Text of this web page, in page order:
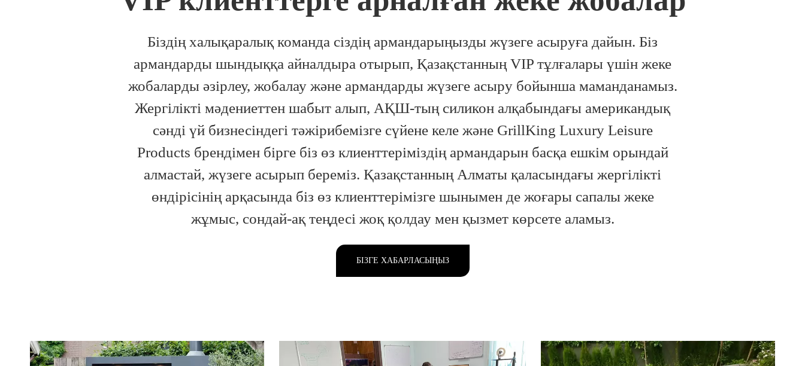
Біздің халықаралық команда сіздің армандарыңызды жүзеге асыруға дайын. Біз
армандарды шындыққа айналдыра отырып, Қазақстанның VIP тұлғалары үшін жеке
жобаларды әзірлеу, жобалау және армандарды жүзеге асыру бойынша маманданамыз.
Жергілікті мәдениеттен шабыт алып, АҚШ-тың силикон алқабындағы американдық
сәнді үй бизнесіндегі тәжірибемізге сүйене келе және GrillKing Luxury Leisure
Products брендімен бірге біз өз клиенттеріміздің армандарын басқа ешкім орындай
алмастай, жүзеге асырып береміз. Қазақстанның Алматы қаласындағы жергілікті
өндірісінің арқасында біз өз клиенттерімізге шынымен де жоғары сапалы жеке
жұмыс, сондай-ақ теңдесі жоқ қолдау мен қызмет көрсете аламыз.
БІЗГЕ ХАБАРЛАСЫҢЫЗ